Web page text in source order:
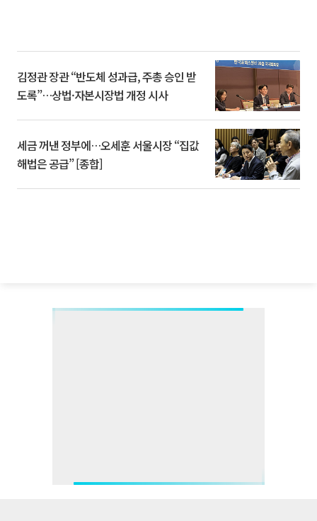
김정관 장관 “반도체 성과급, 주총 승인 받
도록”…상법·자본시장법 개정 시사
세금 꺼낸 정부에…오세훈 서울시장 “집값
해법은 공급” [종합]